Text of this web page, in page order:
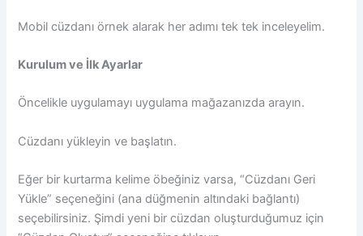
Mobil cüzdanı örnek alarak her adımı tek tek inceleyelim.
Kurulum ve İlk Ayarlar
Öncelikle uygulamayı uygulama mağazanızda arayın.
Cüzdanı yükleyin ve başlatın.
Eğer bir kurtarma kelime öbeğiniz varsa, “Cüzdanı Geri
Yükle” seçeneğini (ana düğmenin altındaki bağlantı)
seçebilirsiniz. Şimdi yeni bir cüzdan oluşturduğumuz için